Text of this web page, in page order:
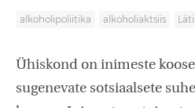
alkoholipoliitika alkoholiaktsiis Läti
Ühiskond on inimeste
sugenevate sotsiaalsete